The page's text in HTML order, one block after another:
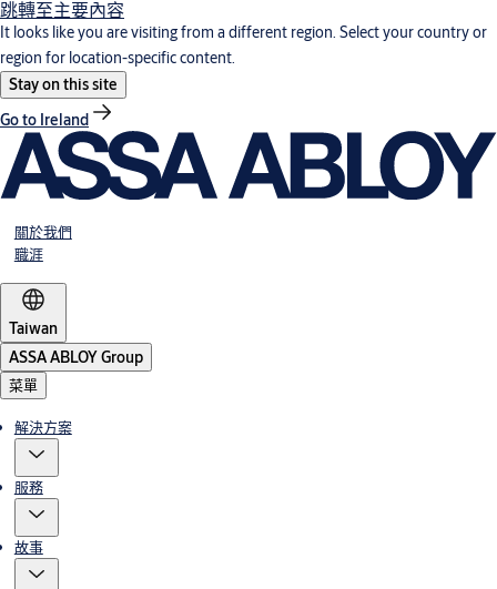
跳轉至主要內容
It looks like you are visiting from a different region. Select your country or
region for location-specific content.
Stay on this site
Go to Ireland
關於我們
職涯
Taiwan
ASSA ABLOY Group
菜單
解決方案
服務
故事